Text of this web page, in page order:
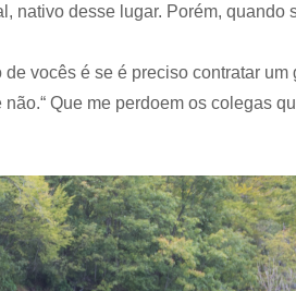
nativo desse lugar. Porém, quando
vocês é se é preciso contratar um
Que me perdoem os colegas